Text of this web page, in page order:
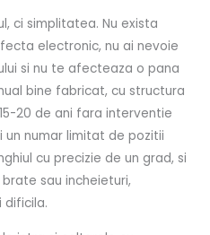
ci simplitatea. Nu exista
electronic, nu ai nevoie
si nu te afecteaza o pana
bine fabricat, cu structura
20 de ani fara interventie
un numar limitat de pozitii
cu precizie de un grad, si
sau incheieturi,